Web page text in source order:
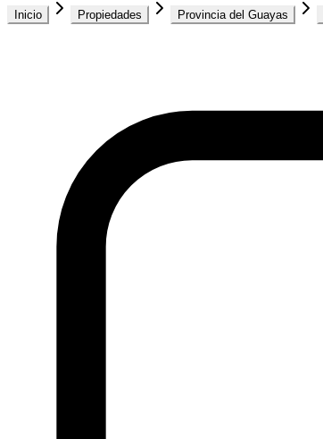
Inicio Propiedades Provincia del Guayas